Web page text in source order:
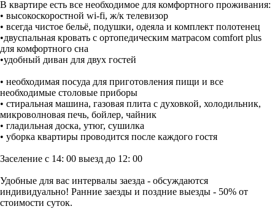
В квартире есть все необходимое для комфортного проживания:
• высокоскоростной wi-fi, ж/к телевизор
• всегда чистое бельё, подушки, одеяла и комплект полотенец
•двуспальная кровать с ортопедическим матрасом сomfort plus
для комфортного сна
•удобный диван для двух гостей
• необходимая посуда для приготовления пищи и все
необходимые столовые приборы
• стиральная машина, газовая плита с духовкой, холодильник,
микроволновая печь, бойлер, чайник
• гладильная доска, утюг, сушилка
• уборка квартиры проводится после каждого гостя
Заселение с 14: 00 выезд до 12: 00
Удобные для вас интервалы заезда - обсуждаются
индивидуально! Ранние заезды и поздние выезды - 50% от
стоимости суток.